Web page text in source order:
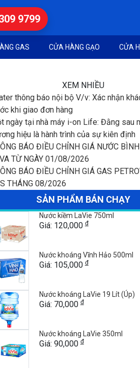
9799
GAS CỬA HÀNG GẠO CỬA
XEM NHIỀU
thông báo nội bộ V/v: Xác nhận
khi giao đơn hàng
ngày tại nhà máy i-on Life: Đằng sau
hiệu là hành trình của sự kiên định
BÁO ĐIỀU CHỈNH GIÁ NƯỚC
TỪ NGÀY 01/08/2026
BÁO ĐIỀU CHỈNH GIÁ GAS
THÁNG 08/2026
SẢN PHẨM BÁN CHẠY
Nước kiềm LaVie 750ml
Giá: 120,000đ
Nước khoáng Vĩnh Hảo 500ml
Giá: 105,000đ
Nước khoáng LaVie 19 Lít (Úp)
Giá: 70,000đ
Nước khoáng LaVie 350ml
Giá: 90,000đ